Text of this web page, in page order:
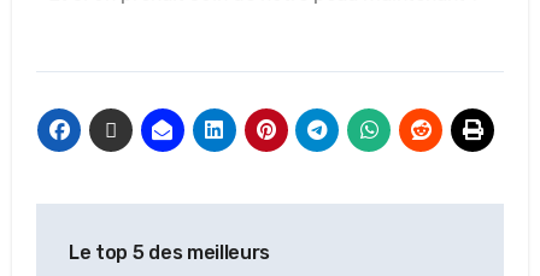
Le top 5 des meilleurs